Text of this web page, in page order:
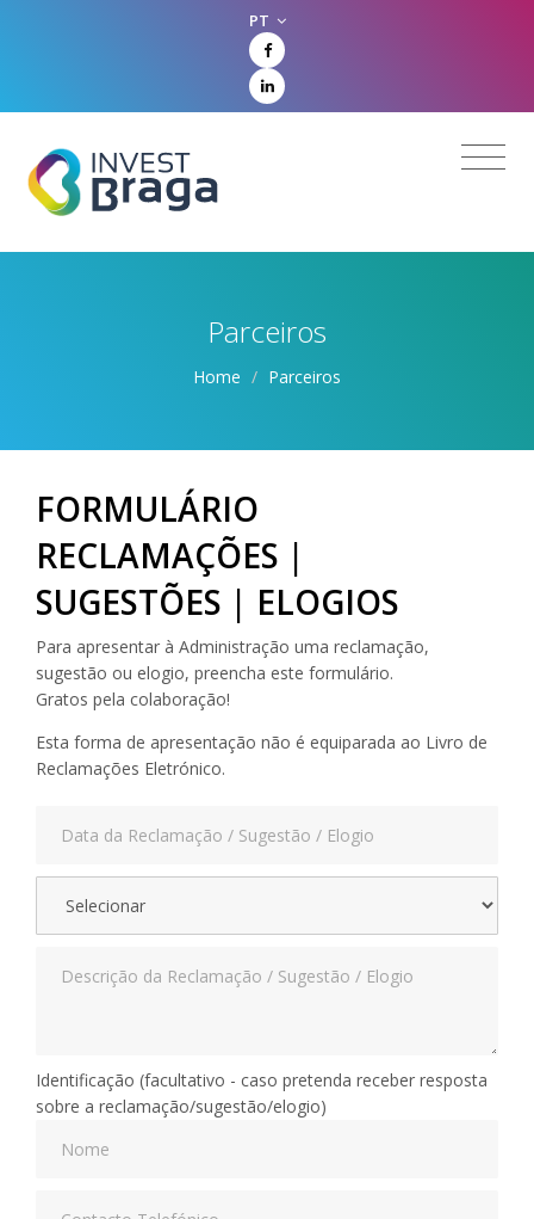
PT
Parceiros
Home / Parceiros
FORMULÁRIO
RECLAMAÇÕES |
SUGESTÕES | ELOGIOS
Para apresentar à Administração uma reclamação,
sugestão ou elogio, preencha este formulário.
Gratos pela colaboração!
Esta forma de apresentação não é equiparada ao Livro de
Reclamações Eletrónico.
Identificação (facultativo - caso pretenda receber resposta
sobre a reclamação/sugestão/elogio)